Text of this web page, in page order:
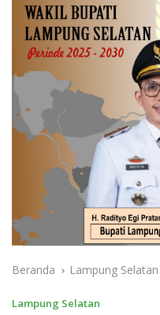
Beranda Lampung Selatan
Lampung Selatan